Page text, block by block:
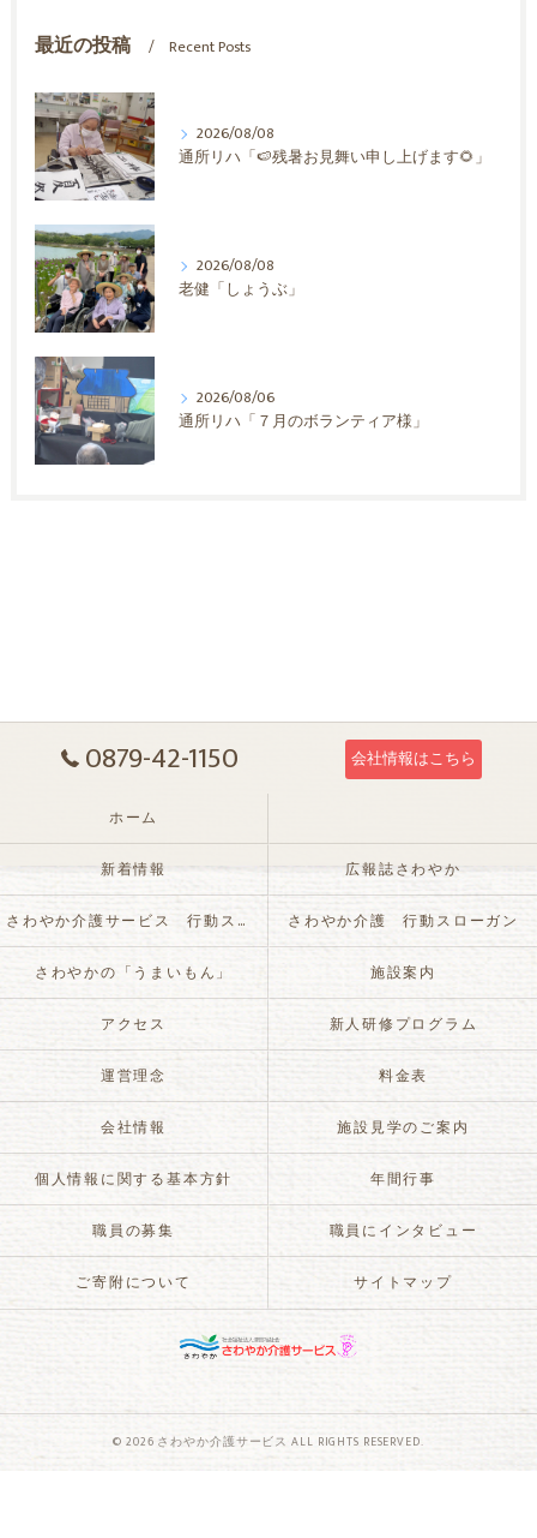
最近の投稿 Recent Posts
2026/08/08
通所リハ「🍉残暑お見舞い申し上げます🌻」
2026/08/08
老健「しょうぶ」
2026/08/06
通所リハ「７月のボランティア様」
0879-42-1150 会社情報はこちら
ホーム
新着情報 広報誌さわやか
さわやか介護サービス 行動スローガン さわやか介護 行動スローガン
さわやかの「うまいもん」 施設案内
アクセス 新人研修プログラム
運営理念 料金表
会社情報 施設見学のご案内
個人情報に関する基本方針 年間行事
職員の募集 職員にインタビュー
ご寄附について サイトマップ
© 2026 さわやか介護サービス ALL RIGHTS RESERVED.